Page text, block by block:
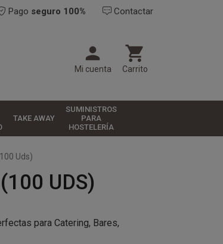
Pago seguro 100% Contactar

Mi cuenta

Carrito
TAKE AWAY
SUMINISTROS
PARA
HOSTELERÍA
Uds)
UDS)
para Catering, Bares,